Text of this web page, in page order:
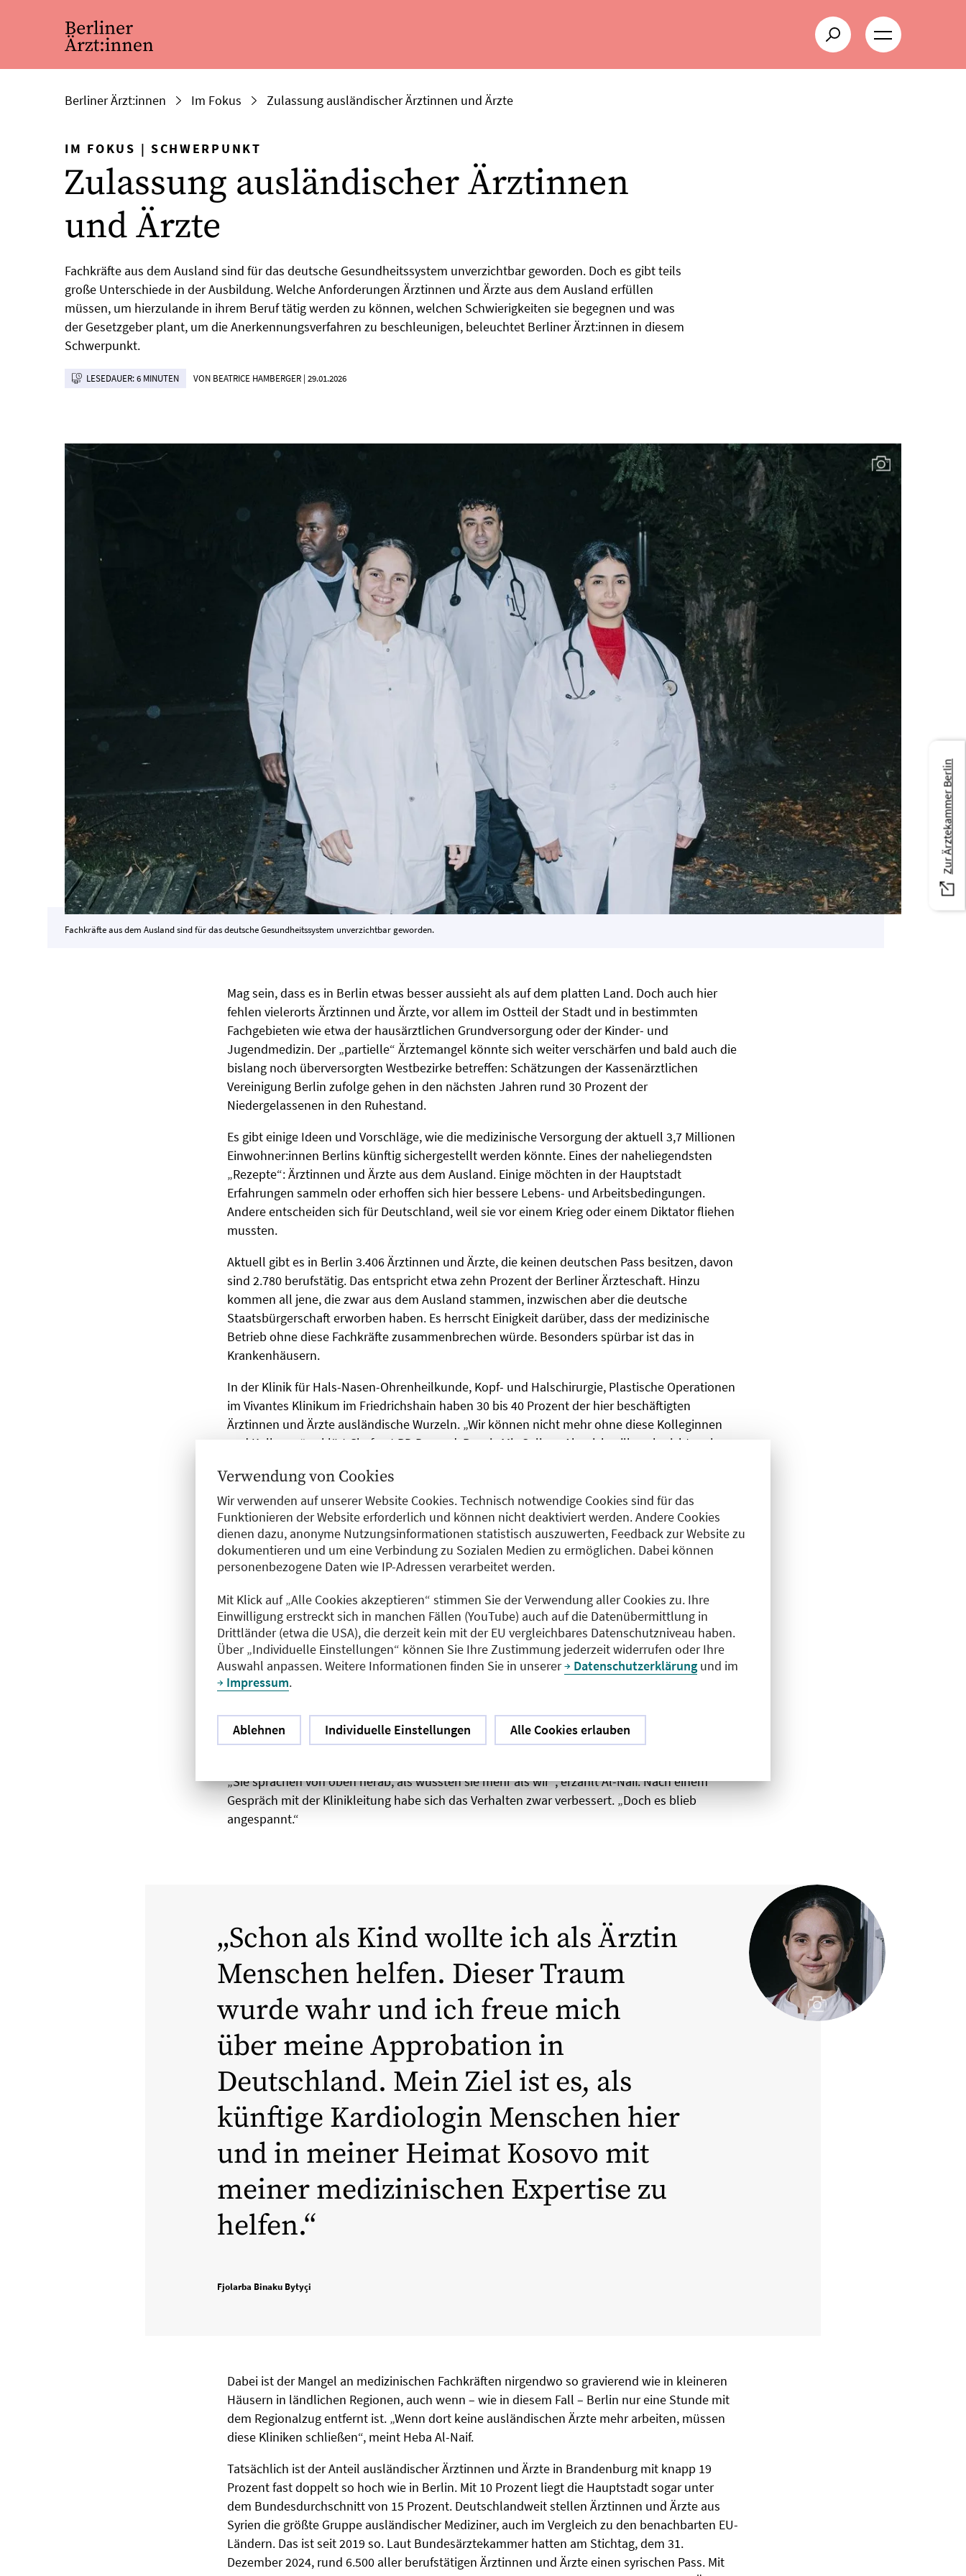
Verwendung von Cookies
Wir verwenden auf unserer Website Cookies. Technisch notwendige Cookies sind für das
Funktionieren der Website erforderlich und können nicht deaktiviert werden. Andere Cookies
dienen dazu, anonyme Nutzungsinformationen statistisch auszuwerten, Feedback zur Website zu
dokumentieren und um eine Verbindung zu Sozialen Medien zu ermöglichen. Dabei können
personenbezogene Daten wie IP-Adressen verarbeitet werden.
Mit Klick auf „Alle Cookies akzeptieren“ stimmen Sie der Verwendung aller Cookies zu. Ihre
Einwilligung erstreckt sich in manchen Fällen (YouTube) auch auf die Datenübermittlung in
Drittländer (etwa die USA), die derzeit kein mit der EU vergleichbares Datenschutzniveau haben.
Über „Individuelle Einstellungen“ können Sie Ihre Zustimmung jederzeit widerrufen oder Ihre
Auswahl anpassen. Weitere Informationen finden Sie in unserer
Datenschutzerklärung und im
Impressum.
Ablehnen Individuelle Einstellungen Alle Cookies erlauben
Berliner Ärzt:innen Im Fokus Zulassung ausländischer Ärztinnen und Ärzte
IM FOKUS | SCHWERPUNKT
Zulassung ausländischer Ärztinnen
und Ärzte
Fachkräfte aus dem Ausland sind für das deutsche Gesundheitssystem unverzichtbar geworden. Doch es gibt teils
große Unterschiede in der Ausbildung. Welche Anforderungen Ärztinnen und Ärzte aus dem Ausland erfüllen
müssen, um hierzulande in ihrem Beruf tätig werden zu können, welchen Schwierigkeiten sie begegnen und was
der Gesetzgeber plant, um die Anerkennungsverfahren zu beschleunigen, beleuchtet Berliner Ärzt:innen in diesem
Schwerpunkt.
LESEDAUER: 6 MINUTEN VON BEATRICE HAMBERGER |29.01.2026
Fachkräfte aus dem Ausland sind für das deutsche Gesundheitssystem unverzichtbar geworden.
Mag sein, dass es in Berlin etwas besser aussieht als auf dem platten Land. Doch auch hier
fehlen vielerorts Ärztinnen und Ärzte, vor allem im Ostteil der Stadt und in bestimmten
Fachgebieten wie etwa der hausärztlichen Grundversorgung oder der Kinder- und
Jugendmedizin. Der „partielle“ Ärztemangel könnte sich weiter verschärfen und bald auch die
bislang noch überversorgten Westbezirke betreffen: Schätzungen der Kassenärztlichen
Vereinigung Berlin zufolge gehen in den nächsten Jahren rund 30 Prozent der
Niedergelassenen in den Ruhestand.
Es gibt einige Ideen und Vorschläge, wie die medizinische Versorgung der aktuell 3,7 Millionen
Einwohner:innen Berlins künftig sichergestellt werden könnte. Eines der naheliegendsten
„Rezepte“: Ärztinnen und Ärzte aus dem Ausland. Einige möchten in der Hauptstadt
Erfahrungen sammeln oder erhoffen sich hier bessere Lebens- und Arbeitsbedingungen.
Andere entscheiden sich für Deutschland, weil sie vor einem Krieg oder einem Diktator fliehen
mussten.
Aktuell gibt es in Berlin 3.406 Ärztinnen und Ärzte, die keinen deutschen Pass besitzen, davon
sind 2.780 berufstätig. Das entspricht etwa zehn Prozent der Berliner Ärzteschaft. Hinzu
kommen all jene, die zwar aus dem Ausland stammen, inzwischen aber die deutsche
Staatsbürgerschaft erworben haben. Es herrscht Einigkeit darüber, dass der medizinische
Betrieb ohne diese Fachkräfte zusammenbrechen würde. Besonders spürbar ist das in
Krankenhäusern.
In der Klinik für Hals-Nasen-Ohrenheilkunde, Kopf- und Halschirurgie, Plastische Operationen
im Vivantes Klinikum im Friedrichshain haben 30 bis 40 Prozent der hier beschäftigten
Ärztinnen und Ärzte ausländische Wurzeln. „Wir können nicht mehr ohne diese Kolleginnen
und Kollegen“, erklärt Chefarzt PD Dr. med. Parwis Mir-Salim. „Aber ich will auch nicht mehr
sehe er eine hohe Bereitschaft bei seinen ausländischen Kolleginnen und Kollegen, „unsere
Sprache zu lernen und sich in unser System zu integrieren“. In einer Stadt wie Berlin sei es
außerdem von großem Vorteil, wenn in einer Klinik die verschiedensten Sprachen gesprochen
werden, findet der HNO-Spezialist. „Die Stadt ist so bunt, dass man gar nicht mehr ohne sie
klarkommt“, sagt er.
Diskriminierung statt Wertschätzung
Doch nicht überall erfahren Ärztinnen und Ärzte aus dem Ausland Wertschätzung. So wie Dr.
Heba Al-Naif. Die syrische Ärztin kam Ende 2016 mit ihrem Mann nach Berlin und fand
zunächst eine Stelle in einer Klinik im rund 70 Kilometer entfernten Rathenow. In ihrer
eines palästinensischen Chefarztes, berichtet die angehende Kinderärztin dem
Nachrichtenportal Amal, Berlin!Einige ältere deutsche Krankenschwestern hätten ihre
„Sie sprachen von oben herab, als wüssten sie mehr als wir“, erzählt Al-Naif. Nach einem
Gespräch mit der Klinikleitung habe sich das Verhalten zwar verbessert. „Doch es blieb
angespannt.“
Schon als Kind wollte ich als Ärztin
Menschen helfen. Dieser Traum
wurde wahr und ich freue mich
über meine Approbation in
Deutschland. Mein Ziel ist es, als
künftige Kardiologin Menschen hier
und in meiner Heimat Kosovo mit
meiner medizinischen Expertise zu
helfen.
Fjolarba Binaku Bytyçi
Dabei ist der Mangel an medizinischen Fachkräften nirgendwo so gravierend wie in kleineren
Häusern in ländlichen Regionen, auch wenn – wie in diesem Fall – Berlin nur eine Stunde mit
dem Regionalzug entfernt ist. „Wenn dort keine ausländischen Ärzte mehr arbeiten, müssen
diese Kliniken schließen“, meint Heba Al-Naif.
Tatsächlich ist der Anteil ausländischer Ärztinnen und Ärzte in Brandenburg mit knapp 19
Prozent fast doppelt so hoch wie in Berlin. Mit 10 Prozent liegt die Hauptstadt sogar unter
dem Bundesdurchschnitt von 15 Prozent. Deutschlandweit stellen Ärztinnen und Ärzte aus
Syrien die größte Gruppe ausländischer Mediziner, auch im Vergleich zu den benachbarten EU-
Ländern. Das ist seit 2019 so. Laut Bundesärztekammer hatten am Stichtag, dem 31.
Dezember 2024, rund 6.500 aller berufstätigen Ärztinnen und Ärzte einen syrischen Pass. Mit
Zur Ärztekammer Berlin